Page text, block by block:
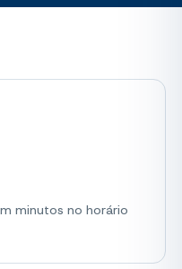
minutos no horário